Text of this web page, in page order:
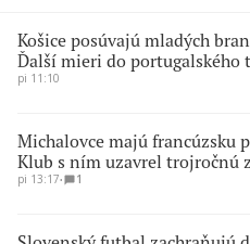
Košice posúvajú mladých
Ďalší mieri do portugalského
pi 11:10
Michalovce majú francúzsku
Klub s ním uzavrel trojročnú
pi 13:17∙ 1